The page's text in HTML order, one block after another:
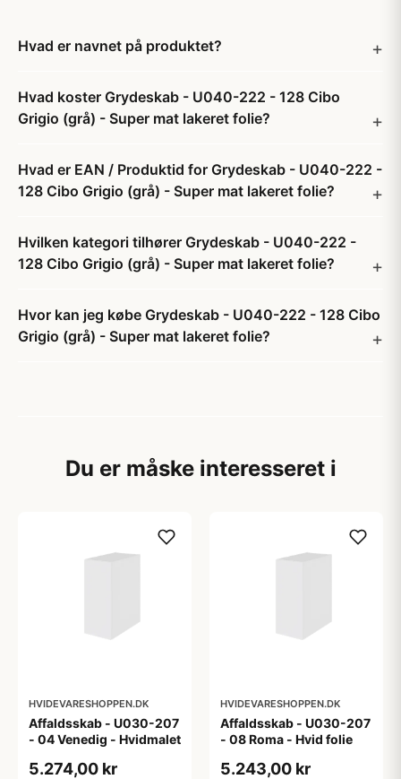
Hvad er navnet på produktet?
Hvad koster Grydeskab - U040-222 - 128 Cibo
Grigio (grå) - Super mat lakeret folie?
Hvad er EAN / Produktid for Grydeskab - U040-222 -
128 Cibo Grigio (grå) - Super mat lakeret folie?
Hvilken kategori tilhører Grydeskab - U040-222 -
128 Cibo Grigio (grå) - Super mat lakeret folie?
Hvor kan jeg købe Grydeskab - U040-222 - 128 Cibo
Grigio (grå) - Super mat lakeret folie?
Du er måske interesseret i
HVIDEVARESHOPPEN.DK
Affaldsskab - U030-207
- 04 Venedig - Hvidmalet
5.274,00 kr
HVIDEVARESHOPPEN.DK
Affaldsskab - U030-207
- 08 Roma - Hvid folie
5.243,00 kr